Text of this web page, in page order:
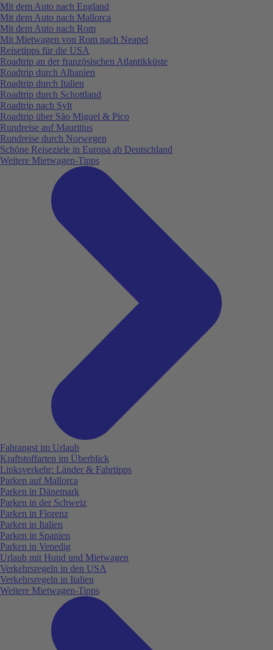
Mit dem Auto nach England
Mit dem Auto nach Mallorca
Mit dem Auto nach Rom
Mit Mietwagen von Rom nach Neapel
Reisetipps für die USA
Roadtrip an der französischen Atlantikküste
Roadtrip durch Albanien
Roadtrip durch Italien
Roadtrip durch Schottland
Roadtrip nach Sylt
Roadtrip über São Miguel & Pico
Rundreise auf Mauritius
Rundreise durch Norwegen
Schöne Reiseziele in Europa ab Deutschland
Weitere Mietwagen-Tipps
Fahrangst im Urlaub
Kraftstoffarten im Überblick
Linksverkehr: Länder & Fahrtipps
Parken auf Mallorca
Parken in Dänemark
Parken in der Schweiz
Parken in Florenz
Parken in Italien
Parken in Spanien
Parken in Venedig
Urlaub mit Hund und Mietwagen
Verkehrsregeln in den USA
Verkehrsregeln in Italien
Weitere Mietwagen-Tipps